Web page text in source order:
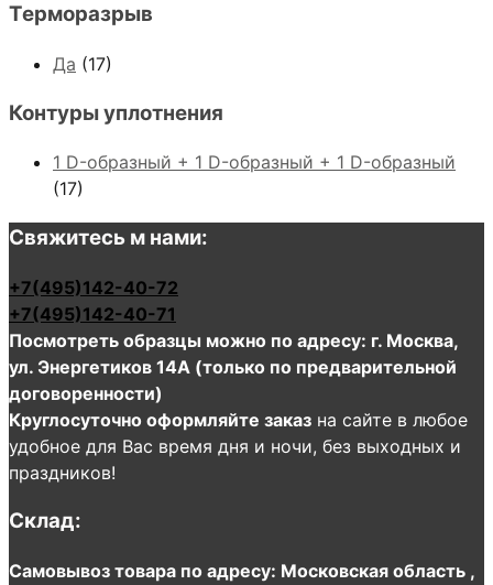
Терморазрыв
Да (17)
Контуры уплотнения
1 D-образный + 1 D-образный + 1 D-образный
(17)
Свяжитесь м нами:
+7(495)142-40-72
+7(495)142-40-71
Посмотреть образцы можно по адресу: г. Москва,
ул. Энергетиков 14А (только по предварительной
договоренности)
Круглосуточно оформляйте заказ на сайте в любое
удобное для Вас время дня и ночи, без выходных и
праздников!
Склад:
Самовывоз товара по адресу: Московская область ,